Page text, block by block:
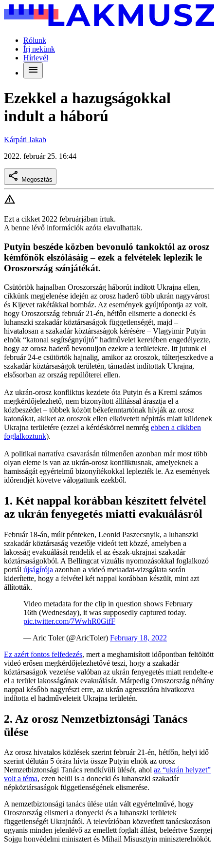
Rólunk
Írj nekünk
Hírlevél
Ezekkel a hazugságokkal
indult a háború
Kárpáti Jakab
2022. február 25. 16:44
Megosztás
Ezt a cikket 2022 februárjában írtuk.
A benne lévő információk azóta elavulhattak.
Putyin beszéde közben bevonuló tankoktól az orosz
kémfőnök elszólásáig – ezek a felvételek leplezik le
Oroszország színjátékát.
Csütörtök hajnalban Oroszország háborút indított Ukrajna ellen,
cikkünk megjelenése idején az orosz haderő több ukrán nagyvárost
és Kijevet rakétákkal bombáz. Az események gyújtópontja az volt,
hogy Oroszország február 21-én, hétfőn elismerte a donecki és
luhanszki szakadár köztársaságok függetlenségét, majd –
hivatalosan a szakadár köztársaságok kérésére – Vlagyimir Putyin
elnök “katonai segítségnyújtó” hadművelet keretében engedélyezte,
hogy az orosz haderő bevonuljon ezekre a területekre. Itt jutunk el
február 24-e csütörtök hajnalig, amikor az oroszok, túlterjeszkedve a
szakadár köztársaságok területén, támadást indítottak Ukrajna,
elsősorban az ország repülőterei ellen.
Az ukrán-orosz konfliktus kezdete óta Putyin és a Kreml számos
megkérdőjelezhető, nem bizonyított állítással árasztja el a
közbeszédet – többek között békefenntartónak hívják az orosz
katonákat, akiket az oroszok ellen elkövetett népirtás miatt küldenek
Ukrajna területére (ezzel a kérdéskörrel nemrég ebben a cikkben
foglalkoztunk).
A politikai narratíva csavarásán túlmenően azonban már most több
olyan eleme is van az ukrán-orosz konfliktusnak, amelyeknek a
hamisságát egyértelmű bizonyítékokkal leplezték le. Az események
időrendjét követve válogattunk ezekből.
1. Két nappal korábban készített felvétel
az ukrán fenyegetés miatti evakuálásról
Február 18-án, múlt pénteken, Leonid Paszecsnyik, a luhanszki
szakadár köztársaság vezetője videót tett közzé, amelyben a
lakosság evakuálását rendelik el az észak-ukrajnai szakadár
köztársaságokból. A Bellingcat vizuális nyomozásokkal foglalkozó
portál újságírója azonban a videó metaadat-vizsgálata során
kiderítette, hogy a felvétel két nappal korábban készült, mint azt
állították.
Video metadata for the clip in question shows February
16th (Wednesday), it was supposedly captured today.
pic.twitter.com/7WwhR0GifF
— Aric Toler (@AricToler) February 18, 2022
Ez azért fontos felfedezés, mert a meghamisított időpontban feltöltött
videó erősen megkérdőjelezhetővé teszi, hogy a szakadár
köztársaságok vezetése valóban az ukrán fenyegetés miatt rendelte-e
el a terület lakosságának evakuálását. Márpedig Oroszország néhány
nappal később nagyrészt erre, az ukrán agresszióra hivatkozva
indította el hadműveleteit Ukrajna területén.
2. Az orosz Nemzetbiztonsági Tanács
ülése
Az orosz hivatalos közlések szerint február 21-én, hétfőn, helyi idő
szerint délután 5 órára hívta össze Putyin elnök az orosz
Nemzetbiztonsági Tanács rendkívüli ülését, ahol az “ukrán helyzet”
volt a téma, ezen belül is a donecki és luhanszki szakadár
népköztársaságok függetlenségének elismerése.
A nemzetbiztonsági tanács ülése után vált egyértelművé, hogy
Oroszország elismeri a donyecki és a luhanszki területek
függetlenségét Ukrajnától. A televízióban közvetített tanácskozáson
ugyanis minden jelenlévő az emellett foglalt állást, beleértve Szergej
Sojgu honvédelmi minisztert és Mihail Misusztyin miniszterelnököt.